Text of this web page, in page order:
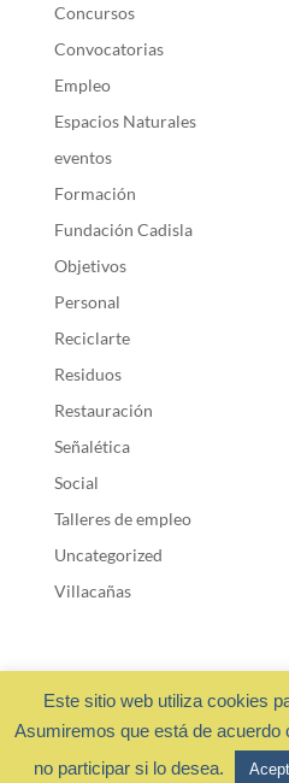
Concursos
Convocatorias
Empleo
Espacios Naturales
eventos
Formación
Fundación Cadisla
Objetivos
Personal
Reciclarte
Residuos
Restauración
Señalética
Social
Talleres de empleo
Uncategorized
Villacañas
Fundación Cadisla 2018 ·
Este sitio web utiliza cookies
Asumiremos que está de acuerdo
no participar si lo desea.